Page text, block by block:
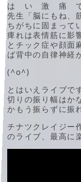
は い 激 痛 で
先生「脳にもね、
ちがちに固まって
痺れは表情筋に影
とチック症や顔面
ば背中の自律神経
(^o^)
とはいえライブで
切りの振り幅はか
かもう振らずに振
チナツクレイジー
のライブ、最高に